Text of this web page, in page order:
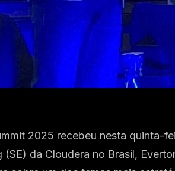
2025 recebeu nesta quinta-
da Cloudera no Brasil,